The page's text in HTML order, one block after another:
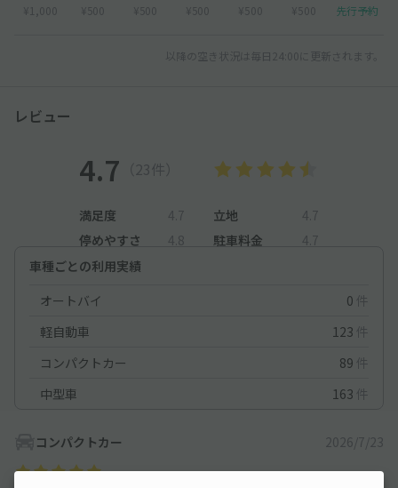
¥1,000 ¥500 ¥500 ¥500 ¥500 ¥500 先行予約
以降の空き状況は毎日24:00に更新されます。
レビュー
4.7 （23件）
満足度 4.7 立地
4.7
停めやすさ
4.8 駐車料金
4.7
車種ごとの利用実績
オートバイ
0 件
軽自動車
123 件
コンパクトカー
89 件
中型車
163 件
コンパクトカー 2026/7/23